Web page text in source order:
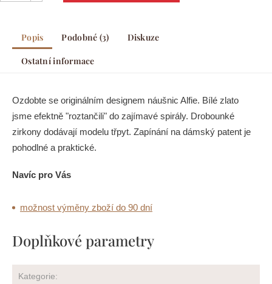
Popis Podobné (3) Diskuze
Ostatní informace
Ozdobte se originálním designem náušnic Alfie. Bílé zlato
jsme efektně "roztančili" do zajímavé spirály. Drobounké
zirkony dodávají modelu třpyt. Zapínání na dámský patent je
pohodlné a praktické.
Navíc pro Vás
možnost výměny zboží do 90 dní
Doplňkové parametry
Kategorie: